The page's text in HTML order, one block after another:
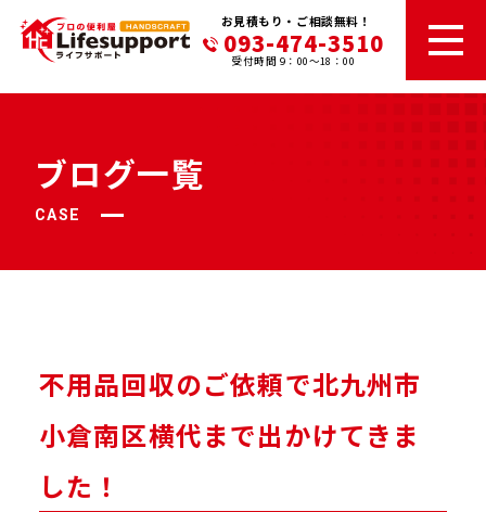
お見積もり・ご相談無料！
093-474-3510
受付時間 9：00～18：00
ブログ一覧
CASE
不用品回収のご依頼で北九州市
小倉南区横代まで出かけてきま
した！